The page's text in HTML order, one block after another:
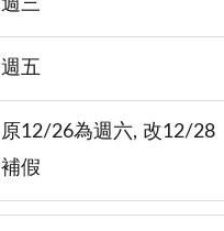
週三
週五
原12/26為週六, 改12/28
補假